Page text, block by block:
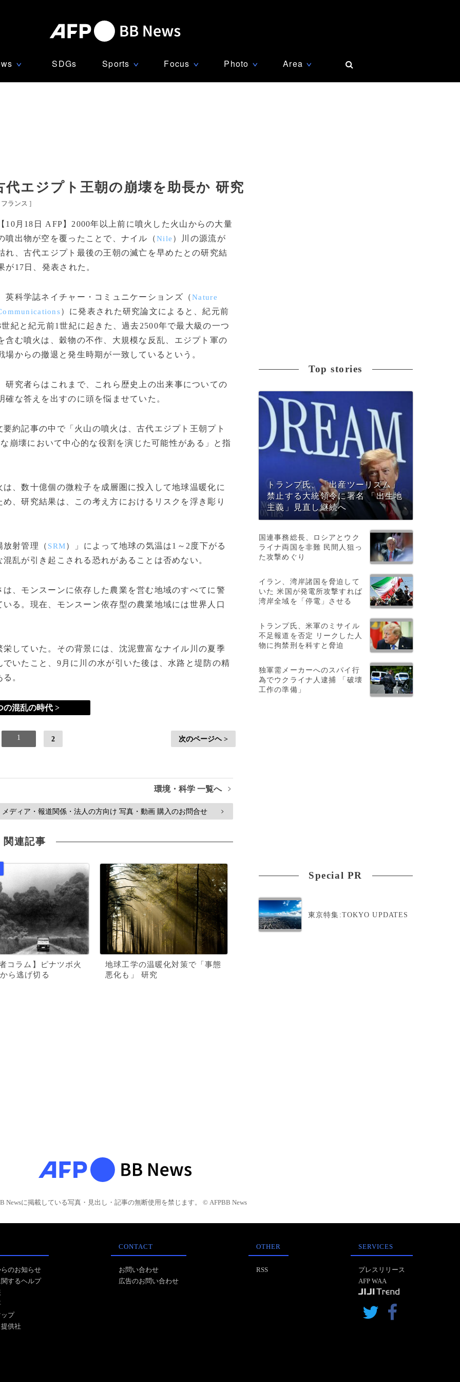
∨ SDGs Sports ∨ Focus ∨ Photo ∨ Area ∨
エジプト王朝の崩壊を助長か 研究
フランス ]
10月18日 AFP】2000年以上前に噴火した火山からの大量
噴出物が空を覆ったことで、ナイル（Nile ）川の源流が
れ、古代エジプト最後の王朝の滅亡を早めたとの研究結
が17日、発表された。
科学誌ネイチャー・コミュニケーションズ（Nature
）に発表された研究論文によると、紀元前
世紀と紀元前1世紀に起きた、過去2500年で最大級の一つ
含む噴火は、穀物の不作、大規模な反乱、エジプト軍の
場からの撤退と発生時期が一致しているという。
究者らはこれまで、これら歴史上の出来事についての
確な答えを出すのに頭を悩ませていた。
約記事の中で「火山の噴火は、古代エジプト王朝プト
崩壊において中心的な役割を演じた可能性がある」と指
、数十億個の微粒子を成層圏に投入して地球温暖化に
、研究結果は、この考え方におけるリスクを浮き彫り
射管理（ SRM）」によって地球の気温は1～2度下がる
乱が引き起こされる恐れがあることは否めない。
、モンスーンに依存した農業を営む地域のすべてに警
る。現在、モンスーン依存型の農業地域には世界人口
していた。その背景には、沈泥豊富なナイル川の夏季
いたこと、9月に川の水が引いた後は、水路と堤防の精
。
の混乱の時代 >
1 2 次のページヘ >
環境・科学 一覧へ >
メディア・報道関係・法人の方向け 写真・動画 購入のお問合せ >
関連記事
コラム】ピナツボ火
ら逃げ切る
地球工学の温暖化対策で「事態
悪化も」 研究
Top stories
トランプ氏、「出産ツーリズム」
禁止する大統領令に署名 「出生地
主義」見直し継続へ
国連事務総長、ロシアとウク
ライナ両国を非難 民間人狙っ
た攻撃めぐり
イラン、湾岸諸国を脅迫して
いた 米国が発電所攻撃すれば
湾岸全域を「停電」させる
トランプ氏、米軍のミサイル
不足報道を否定 リークした人
物に拘禁刑を科すと脅迫
独軍需メーカーへのスパイ行
為でウクライナ人逮捕 「破壊
工作の準備」
Special PR
東京特集:TOKYO UPDATES
Newsに掲載している写真・見出し・記事の無断使用を禁じます。 © AFPBB News
のお知らせ
するヘルプ
プ
供社
CONTACT
お問い合わせ
広告のお問い合わせ
OTHER
RSS
SERVICES
プレスリリース
AFP WAA